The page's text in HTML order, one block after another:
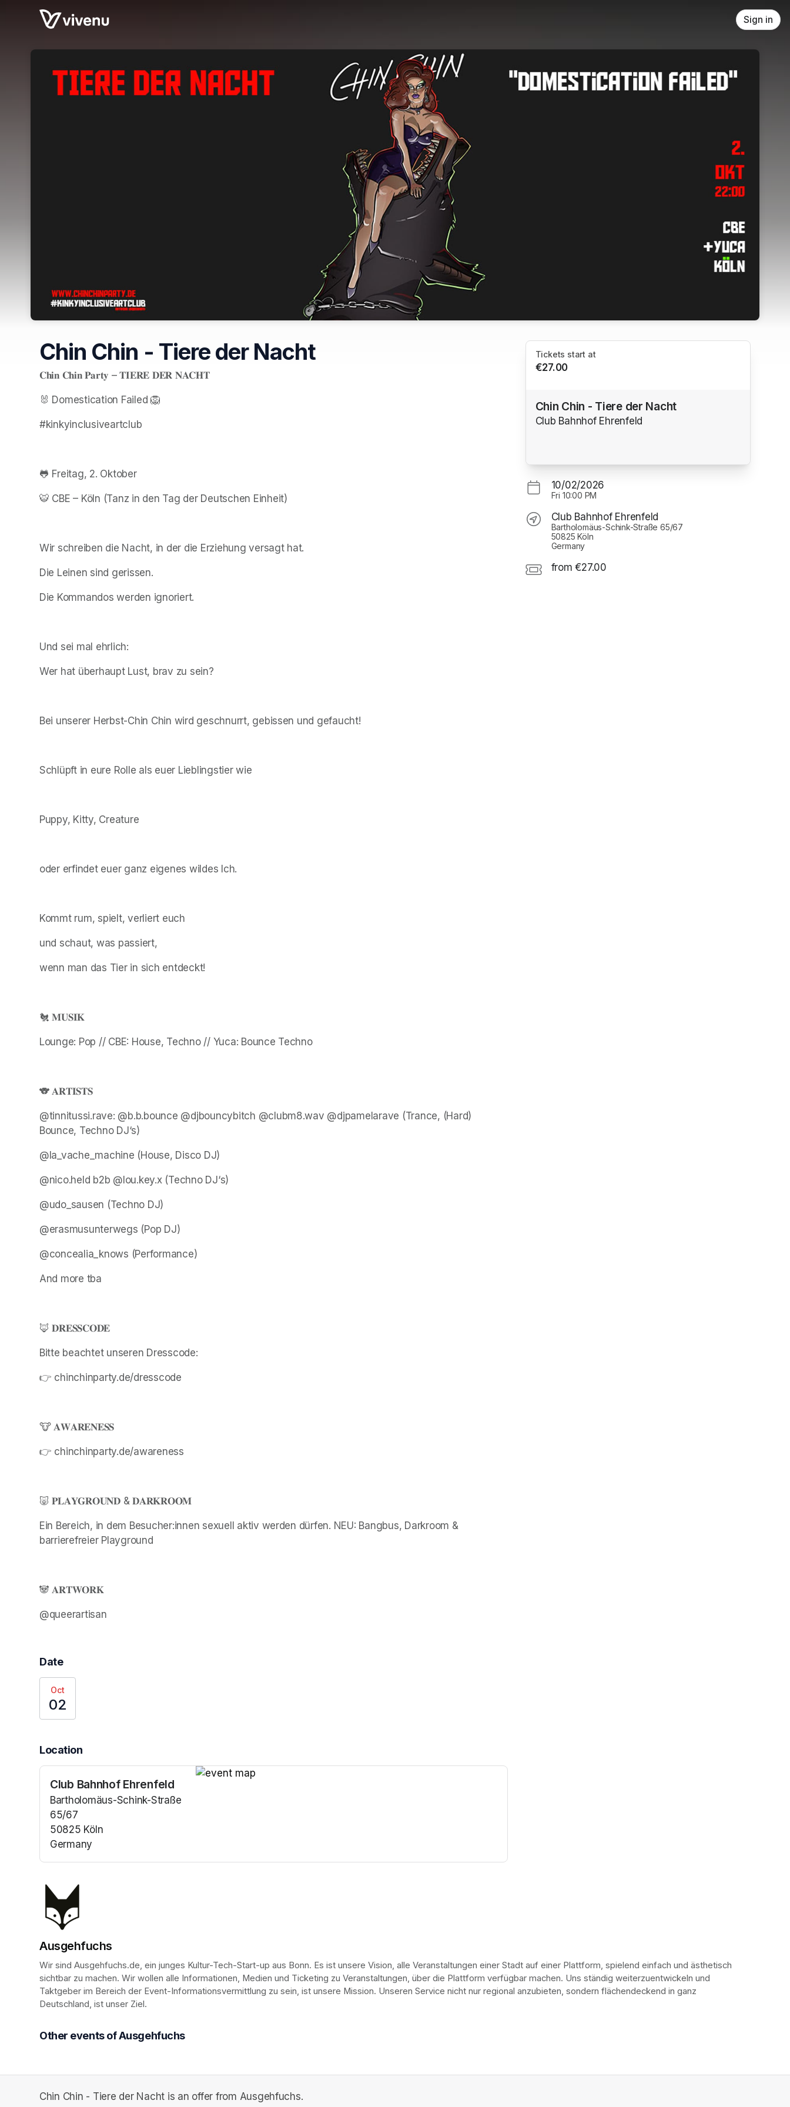
Skip header
Sign in
Chin Chin - Tiere der Nacht
𝐂𝐡𝐢𝐧 𝐂𝐡𝐢𝐧 𝐏𝐚𝐫𝐭𝐲 – 𝐓𝐈𝐄𝐑𝐄 𝐃𝐄𝐑 𝐍𝐀𝐂𝐇𝐓
🐰 Domestication Failed 🦁
#kinkyinclusiveartclub
🐸 Freitag, 2. Oktober
🐯 CBE – Köln (Tanz in den Tag der Deutschen Einheit)
Wir schreiben die Nacht, in der die Erziehung versagt hat.
Die Leinen sind gerissen.
Die Kommandos werden ignoriert.
Und sei mal ehrlich:
Wer hat überhaupt Lust, brav zu sein?
Bei unserer Herbst-Chin Chin wird geschnurrt, gebissen und gefaucht!
Schlüpft in eure Rolle als euer Lieblingstier wie
Puppy, Kitty, Creature
oder erfindet euer ganz eigenes wildes Ich.
Kommt rum, spielt, verliert euch
und schaut, was passiert,
wenn man das Tier in sich entdeckt!
🐔 𝐌𝐔𝐒𝐈𝐊
Lounge: Pop // CBE: House, Techno // Yuca: Bounce Techno
🐨 𝐀𝐑𝐓𝐈𝐒𝐓𝐒
@tinnitussi.rave: @b.b.bounce @djbouncybitch @clubm8.wav @djpamelarave (Trance, (Hard)
Bounce, Techno DJ‘s)
@la_vache_machine (House, Disco DJ)
@nico.held b2b @lou.key.x (Techno DJ‘s)
@udo_sausen (Techno DJ)
@erasmusunterwegs (Pop DJ)
@concealia_knows (Performance)
And more tba
🦊 𝐃𝐑𝐄𝐒𝐒𝐂𝐎𝐃𝐄
Bitte beachtet unseren Dresscode:
👉 chinchinparty.de/dresscode
🐮 𝐀𝐖𝐀𝐑𝐄𝐍𝐄𝐒𝐒
👉 chinchinparty.de/awareness
🐷 𝐏𝐋𝐀𝐘𝐆𝐑𝐎𝐔𝐍𝐃 & 𝐃𝐀𝐑𝐊𝐑𝐎𝐎𝐌
Ein Bereich, in dem Besucher:innen sexuell aktiv werden dürfen. NEU: Bangbus, Darkroom &
barrierefreier Playground
🐼 𝐀𝐑𝐓𝐖𝐎𝐑𝐊
@queerartisan
Date
Oct
02
Location
Club Bahnhof Ehrenfeld
Bartholomäus-Schink-Straße
65/67
50825 Köln
Germany
Tickets start at
€27.00
Chin Chin - Tiere der Nacht
Club Bahnhof Ehrenfeld
10/02/2026
Fri 10:00 PM
Club Bahnhof Ehrenfeld
Bartholomäus-Schink-Straße 65/67
50825 Köln
Germany
from €27.00
Ausgehfuchs
Wir sind Ausgehfuchs.de, ein junges Kultur-Tech-Start-up aus Bonn. Es ist unsere Vision, alle Veranstaltungen einer Stadt auf einer Plattform, spielend einfach und ästhetisch
sichtbar zu machen. Wir wollen alle Informationen, Medien und Ticketing zu Veranstaltungen, über die Plattform verfügbar machen. Uns ständig weiterzuentwickeln und
Taktgeber im Bereich der Event-Informationsvermittlung zu sein, ist unsere Mission. Unseren Service nicht nur regional anzubieten, sondern flächendeckend in ganz
Deutschland, ist unser Ziel.
Other events of Ausgehfuchs
Chin Chin - Tiere der Nacht is an offer from Ausgehfuchs.